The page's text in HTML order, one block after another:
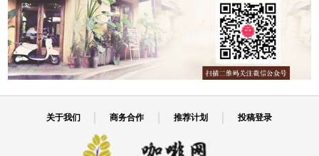
关于我们 商务合作 推荐计划 投稿登录